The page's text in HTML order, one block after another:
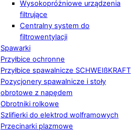
Wysokopróżniowe urządzenia
filtrujące
Centralny system do
filtrowentylacji
Spawarki
Przyłbice ochronne
Przyłbice spawalnicze SCHWEIßKRAFT
Pozycjonery spawalnicze i stoły
obrotowe z napędem
Obrotniki rolkowe
Szlifierki do elektrod wolframowych
Przecinarki plazmowe